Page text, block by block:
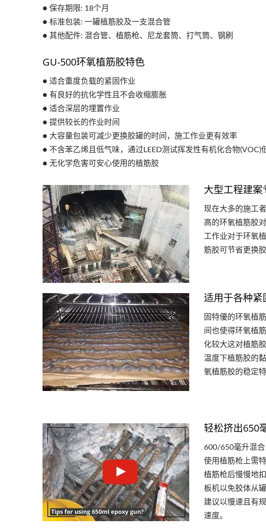
● 保存期限: 18个月
● 标准包装: 一罐植筋胶及一支混合管
● 其他配件: 混合管、植筋枪、尼龙套筒、打气筒、钢刷
GU-500环氧植筋胶特色
● 适合重度负载的紧固作业
● 有良好的抗化学性且不会收缩膨胀
● 适合深层的埋置作业
● 提供较长的作业时间
● 大容量包装可减少更换胶罐的时间，施工作业更有效率
● 不含苯乙烯且低气味，通过LEED测试挥发性有机化合物(VOC)
● 无化学危害可安心使用的植筋胶
大型工程建
现在大多的施工
高的环氧植筋胶
工作业对于环氧
筋胶可节省更换
适用于各种
固特優的环氧植
间也使得环氧植
化较大这对植筋
温度下植筋胶的
氧植筋胶的稳定
轻松挤出650
600/650毫升混
使用植筋枪上需
植筋枪后慢慢地
板机以免胶体从
建议以慢速且有
速度。
热销高强力环氧植筋胶